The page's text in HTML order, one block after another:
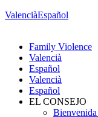
ValenciàEspañol
Family Violence
Valencià
Español
Valencià
Español
EL CONSEJO
Bienvenida